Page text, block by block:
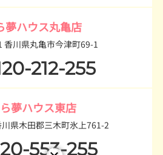
夢ハウス丸亀店
香川県丸亀市今津町69-1
212-255
夢ハウス東店
県木田郡三木町氷上761-2
553-255